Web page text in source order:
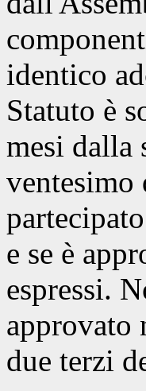
identico
Statuto è
mesi dalla
ventesimo
e se è
espressi.
approvato
due terzi